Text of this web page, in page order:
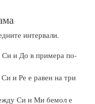
интервали.
Си и До в примера по-
и Ре е равен на три
Си и Ми бемол е